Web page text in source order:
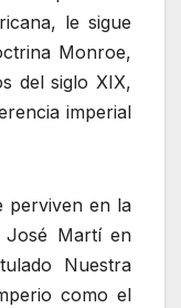
le sigue
Monroe,
del siglo XIX,
imperial
perviven en la
José Martí en
Nuestra
como el